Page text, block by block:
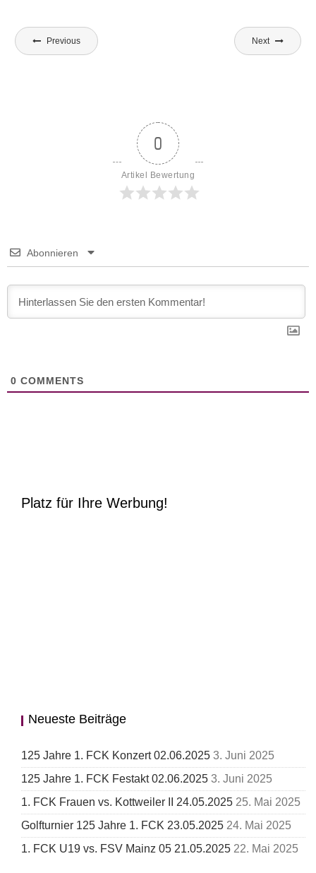
Beitragsnavigation
Previous Next
0
Artikel Bewertung
Abonnieren
0 COMMENTS
Platz für Ihre Werbung!
Neueste Beiträge
125 Jahre 1. FCK Konzert 02.06.2025 3. Juni 2025
125 Jahre 1. FCK Festakt 02.06.2025 3. Juni 2025
1. FCK Frauen vs. Kottweiler II 24.05.2025 25. Mai 2025
Golfturnier 125 Jahre 1. FCK 23.05.2025 24. Mai 2025
1. FCK U19 vs. FSV Mainz 05 21.05.2025 22. Mai 2025